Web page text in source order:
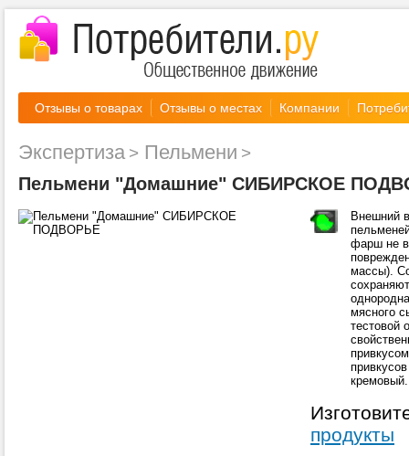
Отзывы о товарах Отзывы о местах Компании
Экспертиза Пельмени
Пельмени "Домашние" СИБИРСКОЕ
Внешний
фарш не
массы).
мясного
тестовой
кремовый.
продукты